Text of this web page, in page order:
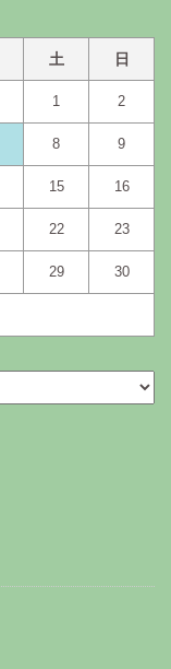
土 日
1 2
8 9
15 16
22 23
29 30